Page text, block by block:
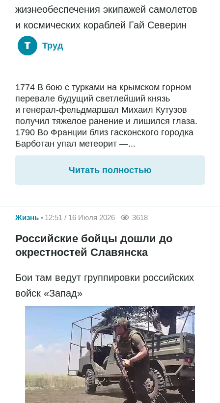
жизнеобеспечения экипажей самолетов
и космических кораблей Гай Северин
Труд
1774 В бою с турками на крымском горном
перевале будущий светлейший князь
и генерал-фельдмаршал Михаил Кутузов
получил тяжелое ранение и лишился глаза.
1790 Во Франции близ гасконского городка
Барботан упал метеорит —...
Читать полностью
Жизнь 12:51 / 16 Июля 2026 3618
Российские бойцы дошли до
окрестностей Славянска
Бои там ведут группировки российских
войск «Запад»